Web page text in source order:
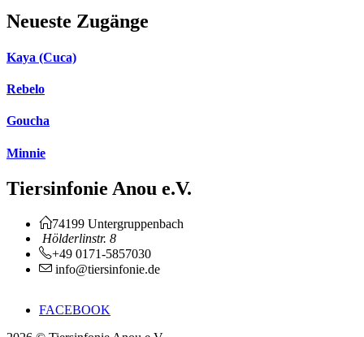
Neueste Zugänge
Kaya (Cuca)
Rebelo
Goucha
Minnie
Tiersinfonie Anou e.V.
74199 Untergruppenbach
Hölderlinstr. 8
+49 0171-5857030
info@tiersinfonie.de
FACEBOOK